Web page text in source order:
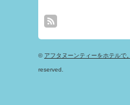
© アフタヌーンティーをホテルで。
reserved.